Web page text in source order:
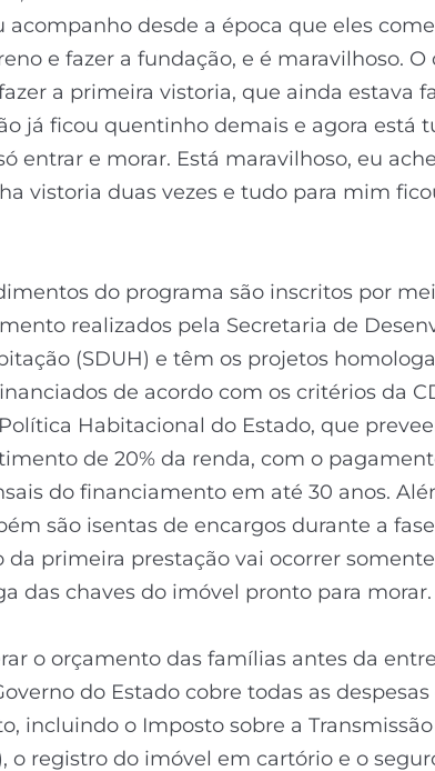
acompanho desde a época que eles
e fazer a fundação, e é maravilhoso.
a primeira vistoria, que ainda estava
já ficou quentinho demais e agora está
entrar e morar. Está maravilhoso, eu
vistoria duas vezes e tudo para mim
do programa são inscritos por
realizados pela Secretaria de
(SDUH) e têm os projetos
de acordo com os critérios da
Habitacional do Estado, que
de 20% da renda, com o
do financiamento em até 30 anos.
são isentas de encargos durante a
da primeira prestação vai ocorrer
das chaves do imóvel pronto para morar.
o orçamento das famílias antes da
do Estado cobre todas as despesas
incluindo o Imposto sobre a
o registro do imóvel em cartório e o